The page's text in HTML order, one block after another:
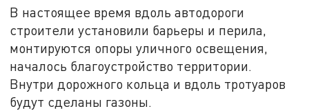
В настоящее время вдоль автодороги
строители установили барьеры и перила,
монтируются опоры уличного освещения,
началось благоустройство территории.
Внутри дорожного кольца и вдоль тротуаров
будут сделаны газоны.